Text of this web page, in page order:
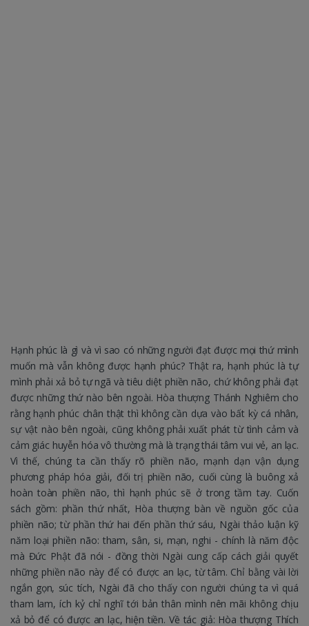
Hạnh phúc là gì và vì sao có những người đạt được mọi thứ mình
muốn mà vẫn không được hạnh phúc? Thật ra, hạnh phúc là tự
mình phải xả bỏ tự ngã và tiêu diệt phiền não, chứ không phải đạt
được những thứ nào bên ngoài. Hòa thượng Thánh Nghiêm cho
rằng hạnh phúc chân thật thì không cần dựa vào bất kỳ cá nhân,
sự vật nào bên ngoài, cũng không phải xuất phát từ tình cảm và
cảm giác huyễn hóa vô thường mà là trạng thái tâm vui vẻ, an lạc.
Vì thế, chúng ta cần thấy rõ phiền não, mạnh dạn vận dụng
phương pháp hóa giải, đối trị phiền não, cuối cùng là buông xả
hoàn toàn phiền não, thì hạnh phúc sẽ ở trong tầm tay. Cuốn
sách gồm: phần thứ nhất, Hòa thượng bàn về nguồn gốc của
phiền não; từ phần thứ hai đến phần thứ sáu, Ngài thảo luận kỹ
năm loại phiền não: tham, sân, si, mạn, nghi - chính là năm độc
mà Đức Phật đã nói - đồng thời Ngài cung cấp cách giải quyết
những phiền não này để có được an lạc, từ tâm. Chỉ bằng vài lời
ngắn gọn, súc tích, Ngài đã cho thấy con người chúng ta vì quá
tham lam, ích kỷ chỉ nghĩ tới bản thân mình nên mãi không chịu
xả bỏ để có được an lạc, hiện tiền. Về tác giả: Hòa thượng Thích